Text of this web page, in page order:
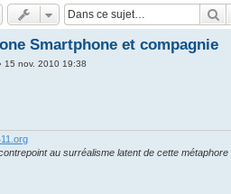
Smartphone et compagnie
15 nov. 2010 19:38
au surréalisme latent de cette